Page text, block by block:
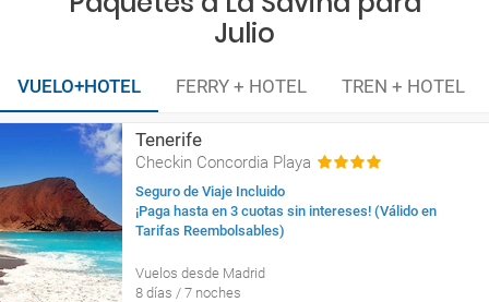
Julio
VUELO+HOTEL FERRY + HOTEL TREN + HOTEL
Tenerife
Checkin Concordia Playa
Seguro de Viaje Incluido
¡Paga hasta en 3 cuotas sin intereses! (Válido en
Tarifas Reembolsables)
Vuelos desde Madrid
8 días / 7 noches